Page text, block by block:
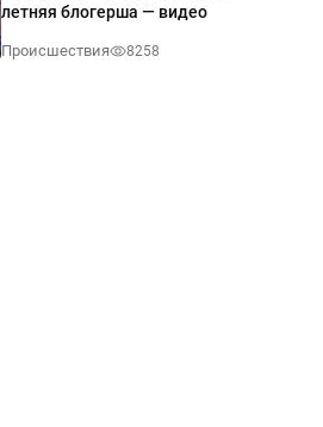
летняя блогерша — видео
Происшествия 8258